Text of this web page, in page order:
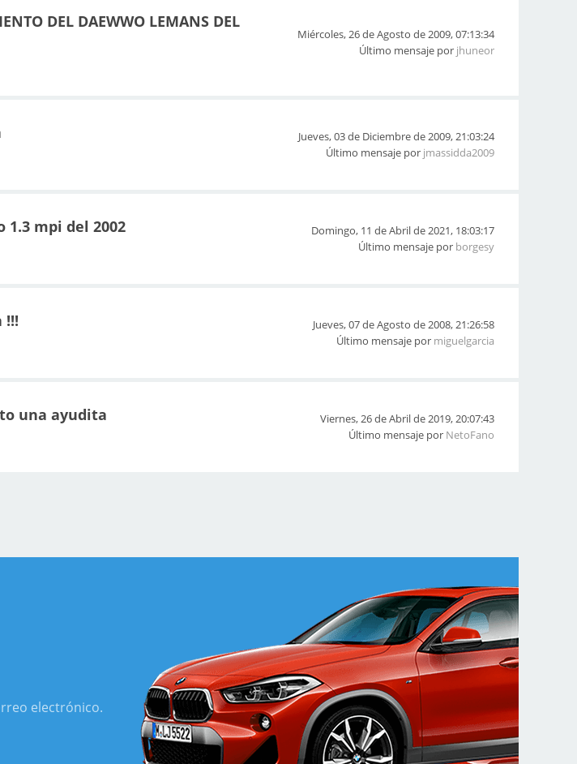
DEL DAEWWO LEMANS DEL
Miércoles, 26 de Agosto de 2009, 07:13:34
Último mensaje por jhuneor
Jueves, 03 de Diciembre de 2009, 21:03:24
Último mensaje por jmassidda2009
mpi del 2002
Domingo, 11 de Abril de 2021, 18:03:17
Último mensaje por borgesy
!!!
Jueves, 07 de Agosto de 2008, 21:26:58
Último mensaje por miguelgarcia
una ayudita
Viernes, 26 de Abril de 2019, 20:07:43
Último mensaje por NetoFano
electrónico.